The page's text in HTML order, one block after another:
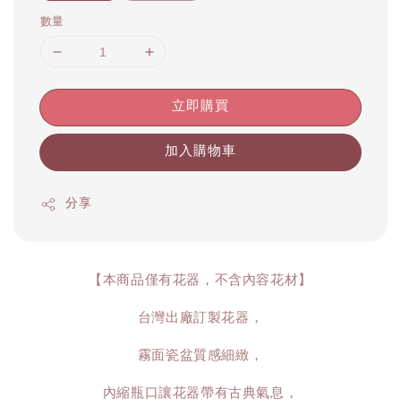
數量
立即購買
加入購物車
分享
【本商品僅有花器，不含內容花材】
台灣出廠訂製花器，
霧面瓷盆質感細緻，
內縮瓶口讓花器帶有古典氣息，